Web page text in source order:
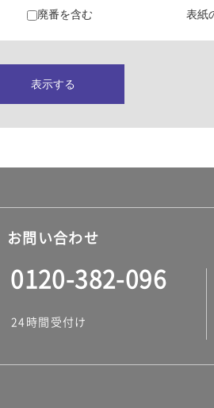
廃番を含む 表紙
表示する
お問い合わせ
0120-382-096
24時間受付け